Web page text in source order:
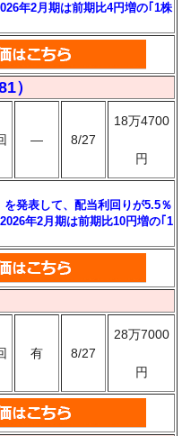
年2月期は前期比4円増の｢1株
）
― 8/27
18万4700
円
発表して、配当利回りが5.5％
年2月期は前期比10円増の｢1
有 8/27
28万7000
円